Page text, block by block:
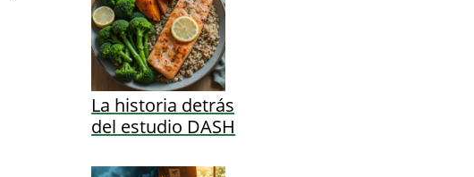
La historia detrás
del estudio DASH